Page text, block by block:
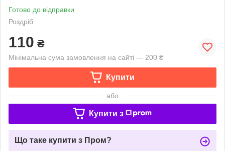
Готово до відправки
Роздріб
110 ₴
Мінімальна сума замовлення на сайті — 200 ₴
Купити
або
Купити з
Що таке купити з Пром?